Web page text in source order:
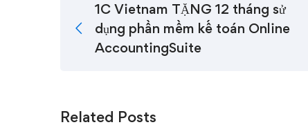
1C Vietnam TẶNG 12 tháng sử
dụng phần mềm kế toán Online
AccountingSuite
Related Posts